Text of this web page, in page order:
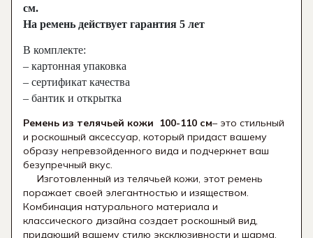
см.
На ремень действует гарантия 5 лет
В комплекте:
– картонная упаковка
– сертификат качества
– бантик и открытка
Ремень из телячьей кожи 100-110 см– это стильный
и роскошный аксессуар, который придаст вашему
образу непревзойденного вида и подчеркнет ваш
безупречный вкус.
Изготовленный из телячьей кожи, этот ремень
поражает своей элегантностью и изяществом.
Комбинация натурального материала и
классического дизайна создает роскошный вид,
придающий вашему стилю эксклюзивности и шарма.